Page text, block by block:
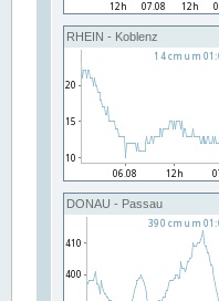
RHEIN - Koblenz
DONAU - Passau